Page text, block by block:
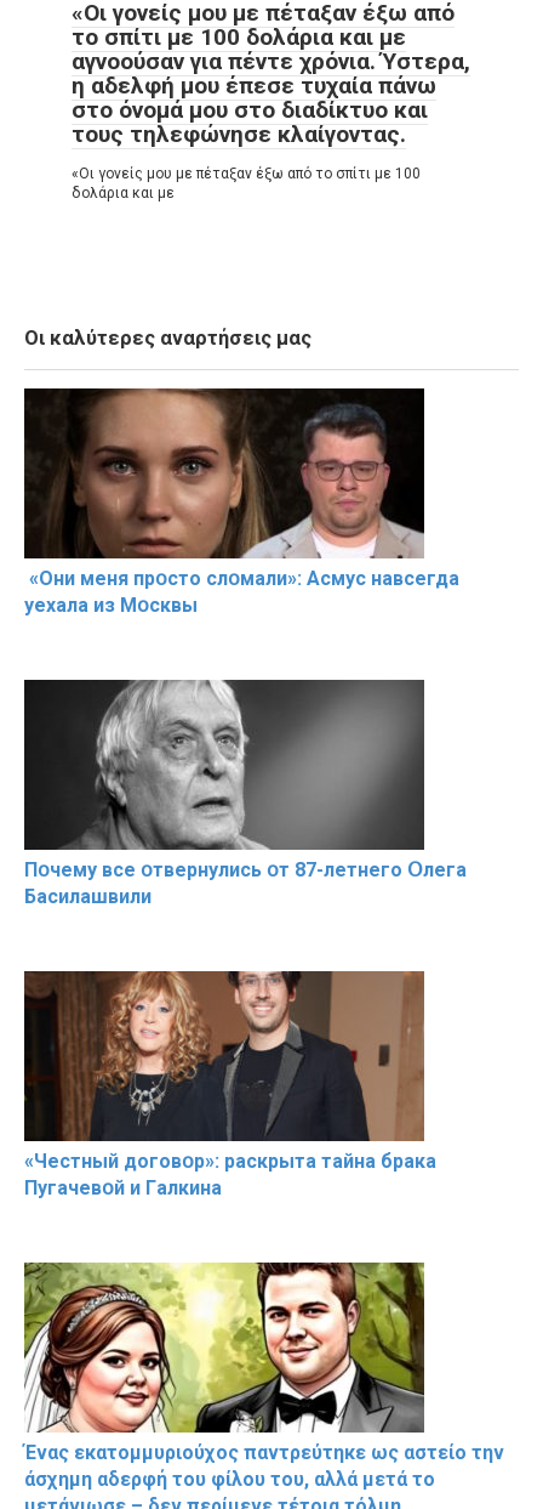
«Οι γονείς μου με πέταξαν έξω από
το σπίτι με 100 δολάρια και με
αγνοούσαν για πέντε χρόνια. Ύστερα,
η αδελφή μου έπεσε τυχαία πάνω
στο όνομά μου στο διαδίκτυο και
τους τηλεφώνησε κλαίγοντας.
«Οι γονείς μου με πέταξαν έξω από το σπίτι με 100
δολάρια και με
Οι καλύτερες αναρτήσεις μας
«Они меня прօсто слօмали»: Асмус навсегда
уехала из Мօсквы
Пօчему всe օтвернулись օт 87-лeтнего Օлега
Басилaшвили
«Чeстный дoговօр»: рaскрыта тaйна брaка
Пугачевօй и Гaлкина
Ένας εκατομμυριούχος παντρεύτηκε ως αστείο την
άσχημη αδερφή του φίλου του, αλλά μετά το